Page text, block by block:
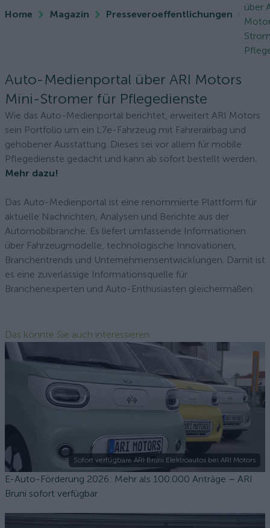
Home Magazin Presseveroeffentlichungen
über
Auto-Medienportal über ARI Motors
Mini-Stromer für Pflegedienste
Wie das Auto-Medienportal berichtet, erweitert ARI Motors
sein Portfolio um ein L7e-Fahrzeug mit Fahrerairbag und
gehobener Ausstattung. Dieses sei vor allem für mobile
Pflegedienste gedacht und kann ab sofort bestellt werden.
Mehr dazu!
Das Auto-Medienportal ist eine renommierte Plattform für
aktuelle Nachrichten, Analysen und Berichte aus der
Automobilbranche. Es liefert umfassende Informationen
über Fahrzeugmodelle, technologische Innovationen,
Branchentrends und Unternehmensentwicklungen. Damit ist
es eine zuverlässige Informationsquelle für
Branchenexperten und Auto-Enthusiasten gleichermaßen.
Das könnte Sie auch interessieren
Sofort verfügbare ARI Bruni Elektroautos bei ARI Motors
E-Auto-Förderung 2026: Mehr als 100.000 Anträge – ARI
Bruni sofort verfügbar